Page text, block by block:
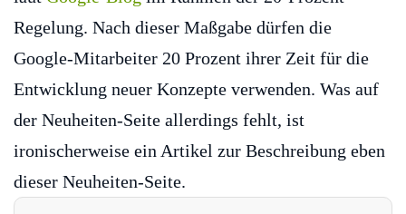
Regelung. Nach dieser Maßgabe dürfen die
Google-Mitarbeiter 20 Prozent ihrer Zeit für die
Entwicklung neuer Konzepte verwenden. Was auf
der Neuheiten-Seite allerdings fehlt, ist
ironischerweise ein Artikel zur Beschreibung eben
dieser Neuheiten-Seite.